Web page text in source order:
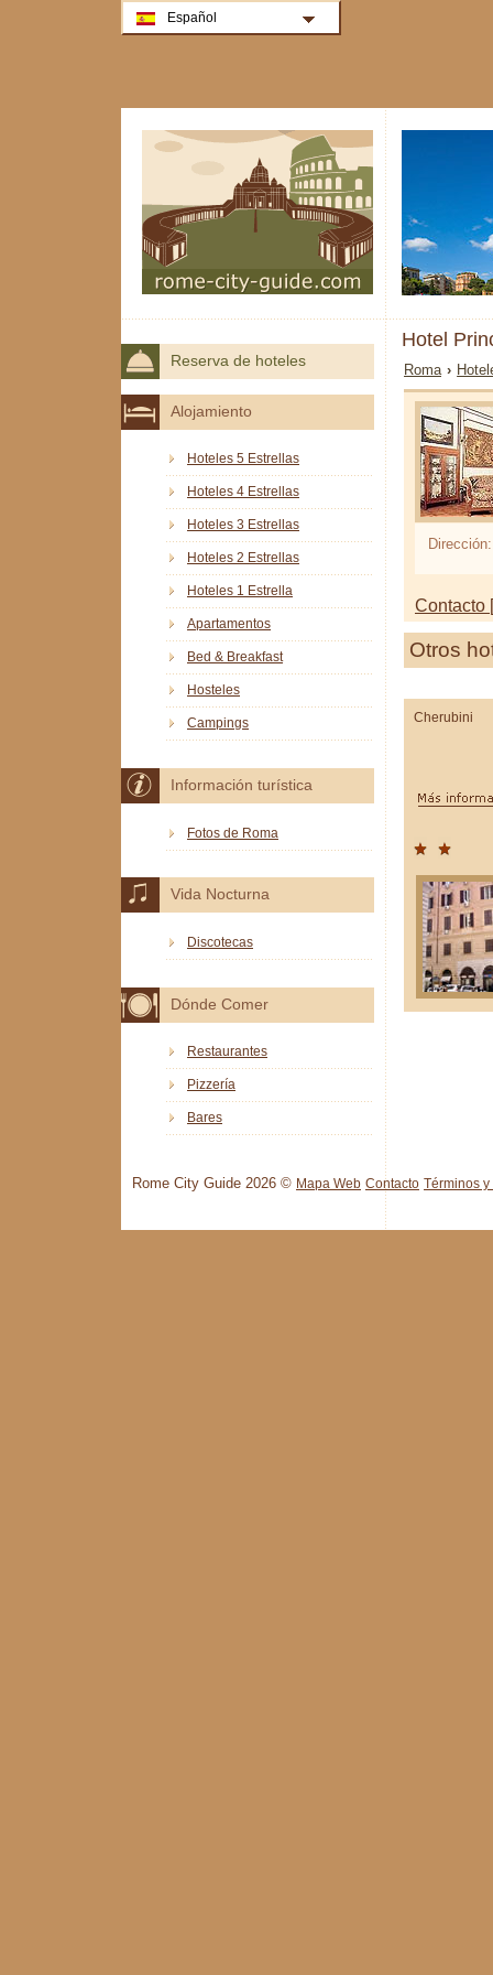
Hotel
Roma ›
Dirección:
Contacto
Otros
Cherubini
Reserva de hoteles
Alojamiento
Hoteles 5 Estrellas
Hoteles 4 Estrellas
Hoteles 3 Estrellas
Hoteles 2 Estrellas
Hoteles 1 Estrella
Apartamentos
Bed & Breakfast
Hosteles
Campings
Información turística
Fotos de Roma
Vida Nocturna
Discotecas
Dónde Comer
Restaurantes
Pizzería
Bares
Rome City Guide 2026 © Mapa Web Contacto Términos
Español